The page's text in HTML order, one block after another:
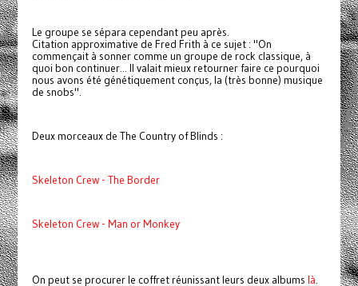
Le groupe se sépara cependant peu après.
Citation approximative de Fred Frith à ce sujet : "On
commençait à sonner comme un groupe de rock classique, à
quoi bon continuer... Il valait mieux retourner faire ce pourquoi
nous avons été génétiquement conçus, la (très bonne) musique
de snobs".
Deux morceaux de The Country of Blinds :
Skeleton Crew - The Border
Skeleton Crew - Man or Monkey
On peut se procurer le coffret réunissant leurs deux albums là.